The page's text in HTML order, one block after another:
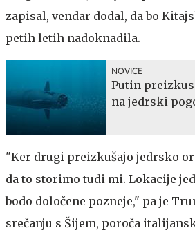
zapisal, vendar dodal, da bo
petih letih nadoknadila.
NOVICE
Putin
na jedrski
"Ker drugi preizkušajo jedrsko
da to storimo tudi mi. Lokacije
bodo določene pozneje," pa je
srečanju s Šijem, poroča